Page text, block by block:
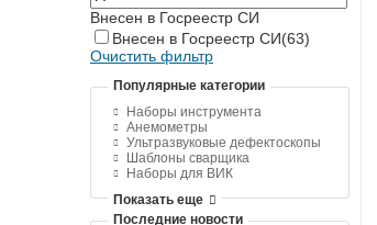
Внесен в Госреестр СИ
Внесен в Госреестр СИ(63)
Очистить фильтр
Популярные категории
Наборы инструмента
Анемометры
Ультразвуковые дефектоскопы
Шаблоны сварщика
Наборы для ВИК
Показать еще
Последние новости